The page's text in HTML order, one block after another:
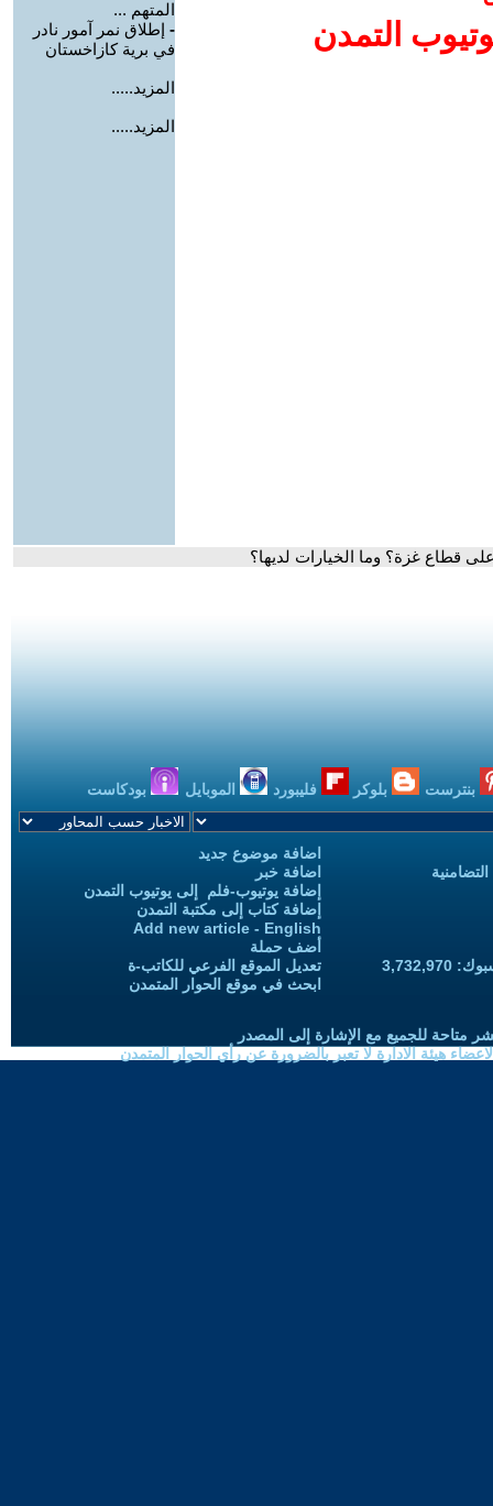
التمدن
المتهم ...
- إطلاق نمر آمور نادر
في برية كازاخستان
المزيد.....
المزيد.....
قطاع غزة؟ وما الخيارات لديها؟
بنترست بلوكر فليبورد الموبايل بودكاست
اضافة موضوع جديد
اضافة خبر
إضافة يوتيوب-فلم إلى يوتيوب التمدن
إضافة كتاب إلى مكتبة التمدن
Add new article - English
أضف حملة
تعديل الموقع الفرعي للكاتب-ة
ابحث في موقع الحوار المتمدن
متاحة للجميع مع الإشارة إلى المصدر
هيئة الادارة لا تعبر بالضرورة عن رأي الحوار المتمدن